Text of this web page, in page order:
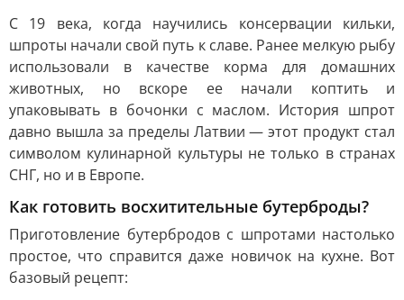
С 19 века, когда научились консервации кильки,
шпроты начали свой путь к славе. Ранее мелкую рыбу
использовали в качестве корма для домашних
животных, но вскоре ее начали коптить и
упаковывать в бочонки с маслом. История шпрот
давно вышла за пределы Латвии — этот продукт стал
символом кулинарной культуры не только в странах
СНГ, но и в Европе.
Как готовить восхитительные бутерброды?
Приготовление бутербродов с шпротами настолько
простое, что справится даже новичок на кухне. Вот
базовый рецепт: